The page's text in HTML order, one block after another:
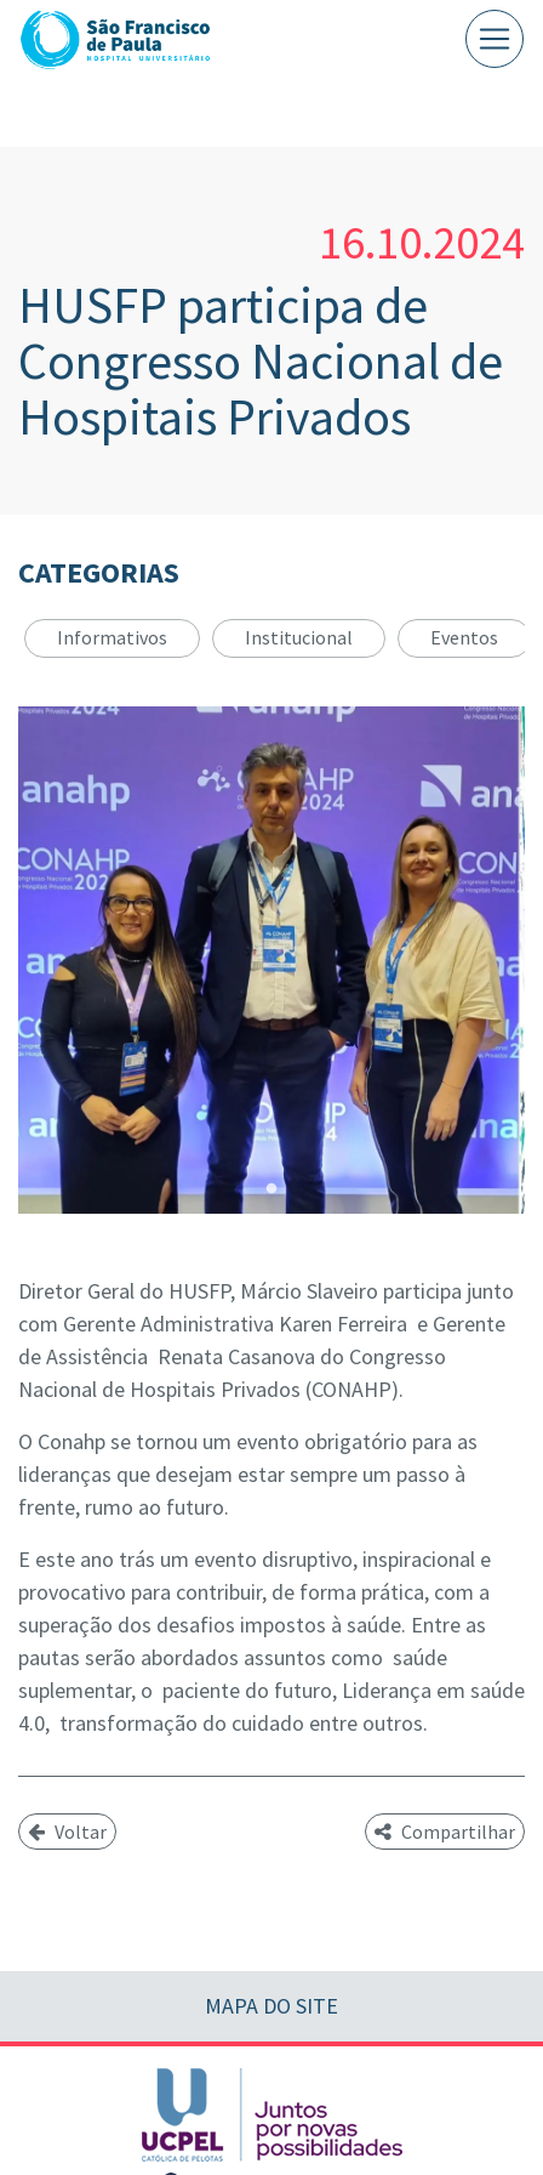
16.10.2024
HUSFP participa de
Congresso Nacional de
Hospitais Privados
Diretor Geral do HUSFP, Márcio Slaveiro participa junto
com Gerente Administrativa Karen Ferreira e Gerente
de Assistência Renata Casanova do Congresso
Nacional de Hospitais Privados (CONAHP).
O Conahp se tornou um evento obrigatório para as
lideranças que desejam estar sempre um passo à
frente, rumo ao futuro.
E este ano trás um evento disruptivo, inspiracional e
provocativo para contribuir, de forma prática, com a
superação dos desafios impostos à saúde. Entre as
pautas serão abordados assuntos como saúde
suplementar, o paciente do futuro, Liderança em saúde
4.0, transformação do cuidado entre outros.
Voltar Compartilhar
CATEGORIAS
Informativos Institucional Eventos
MAPA DO SITE